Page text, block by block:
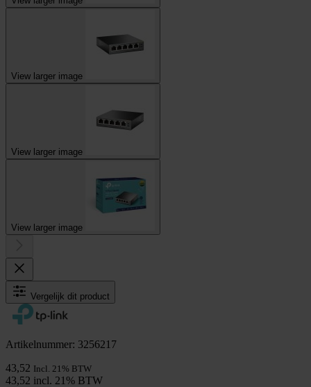
View larger image
View larger image
View larger image
Vergelijk dit product
Artikelnummer: 3256217
43,52 Incl. 21% BTW
43,52 incl. 21% BTW